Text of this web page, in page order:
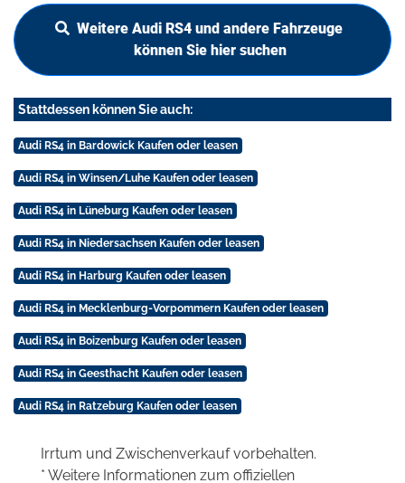
Weitere Audi RS4 und andere Fahrzeuge
können Sie hier suchen
Stattdessen können Sie auch:
Audi RS4 in Bardowick Kaufen oder leasen
Audi RS4 in Winsen/Luhe Kaufen oder leasen
Audi RS4 in Lüneburg Kaufen oder leasen
Audi RS4 in Niedersachsen Kaufen oder leasen
Audi RS4 in Harburg Kaufen oder leasen
Audi RS4 in Mecklenburg-Vorpommern Kaufen oder leasen
Audi RS4 in Boizenburg Kaufen oder leasen
Audi RS4 in Geesthacht Kaufen oder leasen
Audi RS4 in Ratzeburg Kaufen oder leasen
Irrtum und Zwischenverkauf vorbehalten.
* Weitere Informationen zum offiziellen